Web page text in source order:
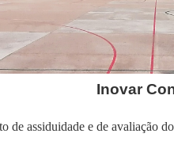
Inovar
de assiduidade e de avaliação